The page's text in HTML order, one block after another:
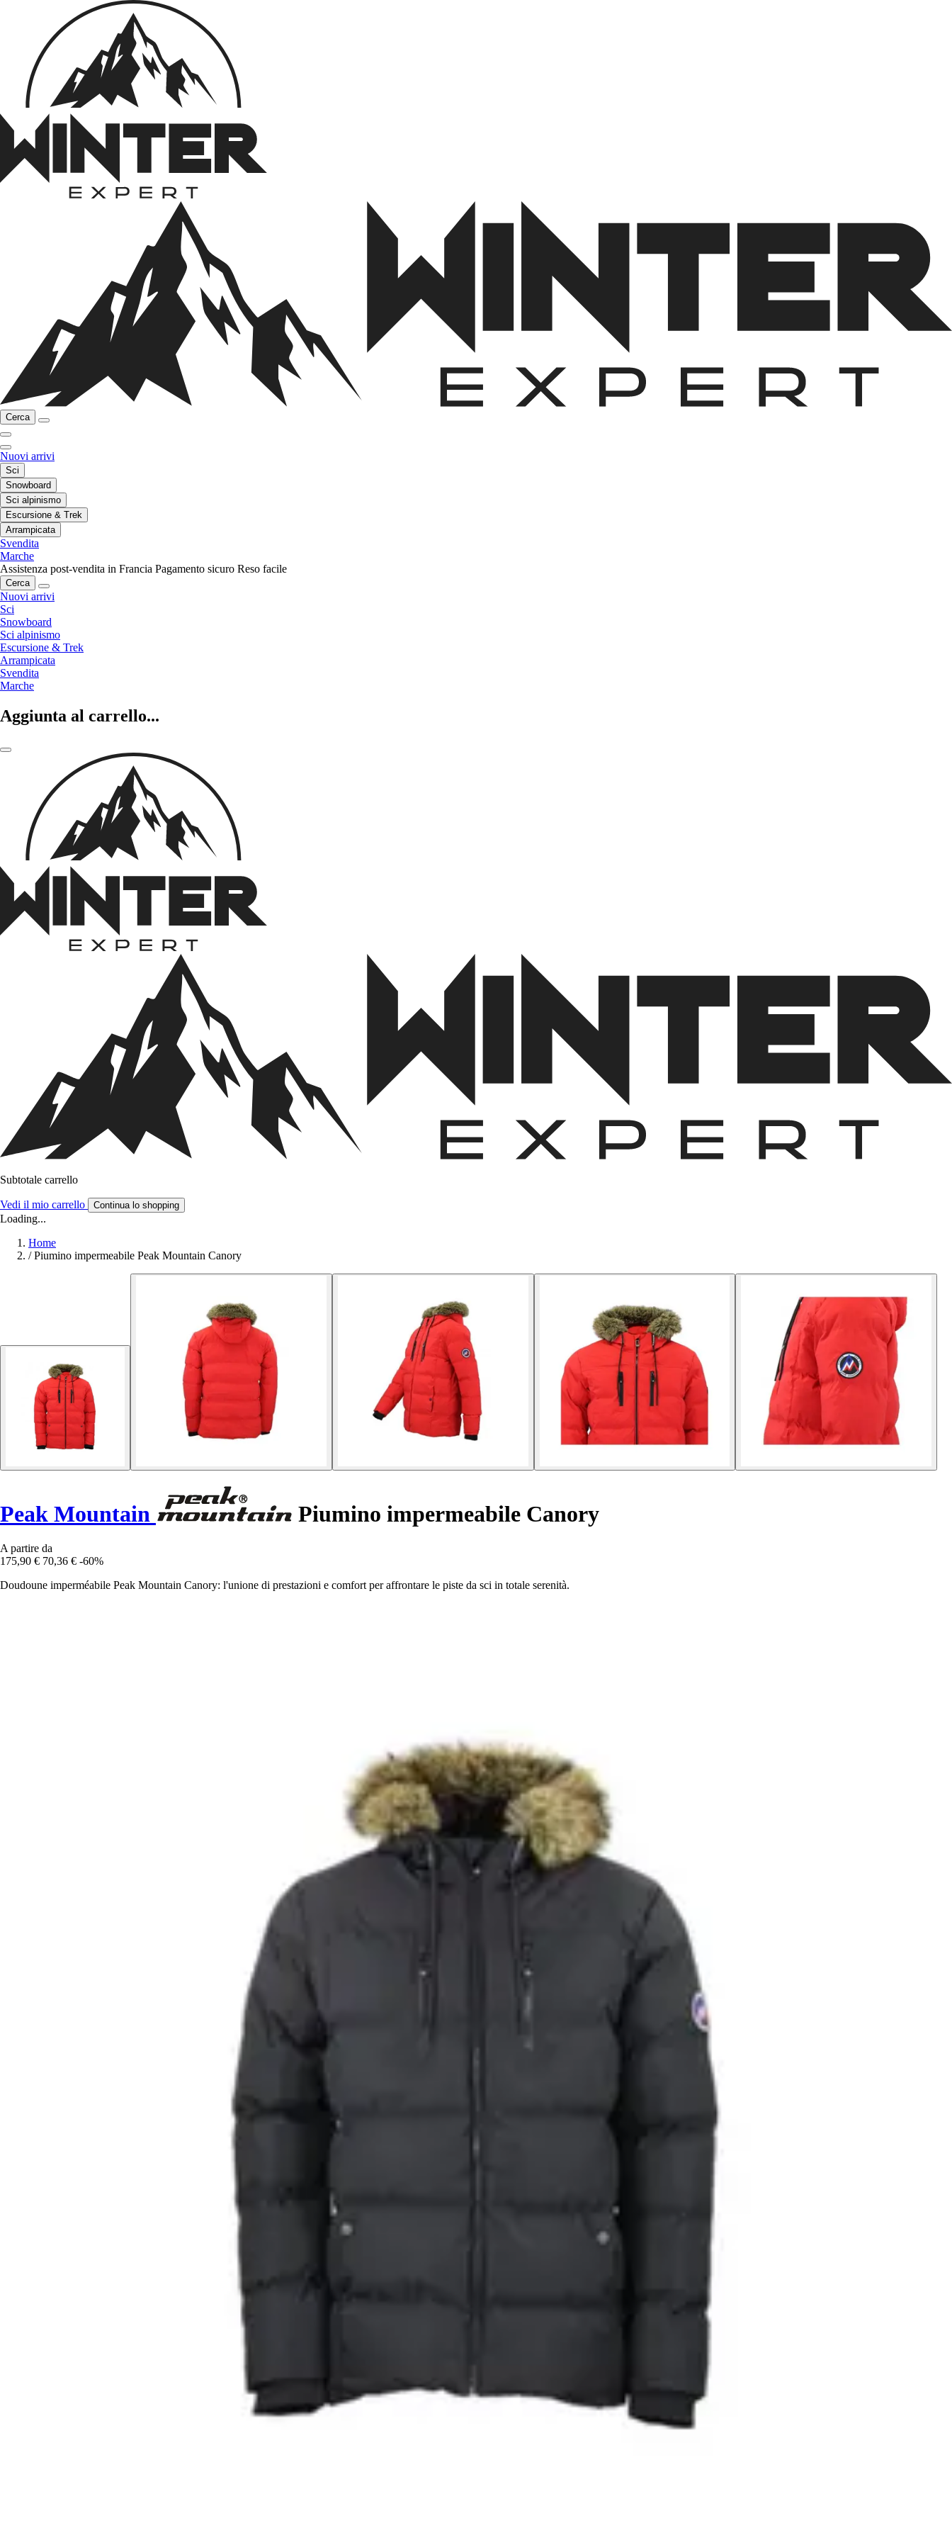
Cerca
Nuovi arrivi
Sci
Snowboard
Sci alpinismo
Escursione & Trek
Arrampicata
Svendita
Marche
Assistenza post-vendita in Francia Pagamento sicuro Reso facile
Cerca
Nuovi arrivi
Sci
Snowboard
Sci alpinismo
Escursione & Trek
Arrampicata
Svendita
Marche
Aggiunta al carrello...
Subtotale carrello
Vedi il mio carrello Continua lo shopping
Loading...
Home
/ Piumino impermeabile Peak Mountain Canory
Peak Mountain Piumino impermeabile Canory
A partire da
175,90 € 70,36 € -60%
Doudoune imperméabile Peak Mountain Canory: l'unione di prestazioni e comfort per affrontare le piste da sci in totale serenità.